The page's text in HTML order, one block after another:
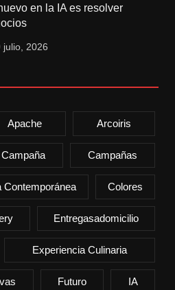
en la IA es resolver
julio, 2026
Apache Arcoiris
Campaña Campañas
Contemporánea Colores
Entregasadomicilio
Experiencia Culinaria
Futuro IA